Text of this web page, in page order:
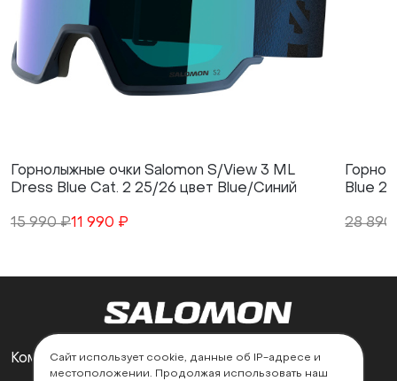
Горнолыжные очки Salomon S/View 3 ML
Dress Blue Cat. 2 25/26 цвет Blue/Синий
15 990 ₽11 990 ₽
Blue
28 890
Компания Поддержка
Сайт использует cookie, данные об IP-адресе и
местоположении. Продолжая использовать наш